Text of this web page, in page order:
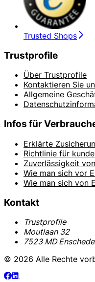
Trusted Shops
Trustprofile
Über Trustprofile
Kontaktieren Sie
Allgemeine
Infos für
Erklärte
Richtlinie für
Zuverlässigkeit
Wie man sich vor
Wie man sich von
Kontakt
Trustprofile
Moutlaan 32
7523 MD Enschede
© 2026 Alle Rechte